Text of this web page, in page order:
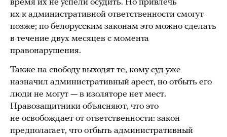
время их не успели осудить. Но привлечь
их к административной ответственности смогут
позже; по белорусским законам это можно сделать
в течение двух месяцев с момента
правонарушения.
Также на свободу выходят те, кому суд уже
назначил административный арест, но отбыть его
люди не могут — в изоляторе нет мест.
Правозащитники объясняют, что это
не освобождает от ответственности: закон
предполагает, что отбыть административный